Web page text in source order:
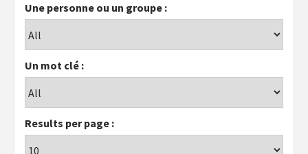
Une personne ou un groupe :
Un mot clé :
Results per page :